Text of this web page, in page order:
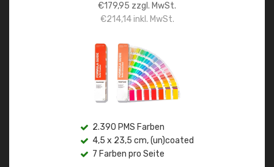
€179,95 zzgl. MwSt.
€214,14inkl. MwSt.
2.390 PMS Farben
4,5 x 23,5 cm, (un)coated
7 Farben pro Seite